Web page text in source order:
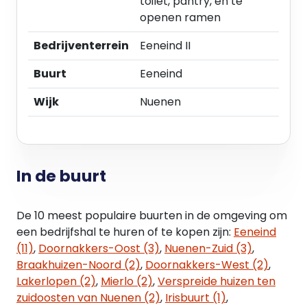
terrein van ca. 2100m². Uitstekend geschikt voor
het parkeren van bedrijfswagens.
Ligging en omgeving:
Gelegen op bedrijventerrein ‘Eeneind, goed
bereikbaar gelegen tussen Nuenen en Geldrop op
korte
afstand van de aansluitingen op de autosnelweg
A270 Eindhoven-Helmond
Bereikbaarheid:
Prima middels openbaar vervoer (bushalte in
Bestemmingsplan:
Eeneind 2018 (vastgesteld op 17-02-2022).
Enkelbestemming bedrijventerrein. bedrijf in
categorie 43.1, 3.2 en 4.1, ondergeschikte
kantoorruimte en niet-publieksgerichte
openen ramen
Bedrijventerrein
Eeneind II
Buurt
Eeneind
Wijk
Nuenen
In de buurt
De 10 meest populaire buurten in de omgeving om
een bedrijfshal te huren of te kopen zijn: Eeneind
(11), Doornakkers-Oost (3), Nuenen-Zuid (3),
Braakhuizen-Noord (2), Doornakkers-West (2),
Lakerlopen (2), Mierlo (2),Verspreide huizen ten
zuidoosten van Nuenen (2), Irisbuurt (1),